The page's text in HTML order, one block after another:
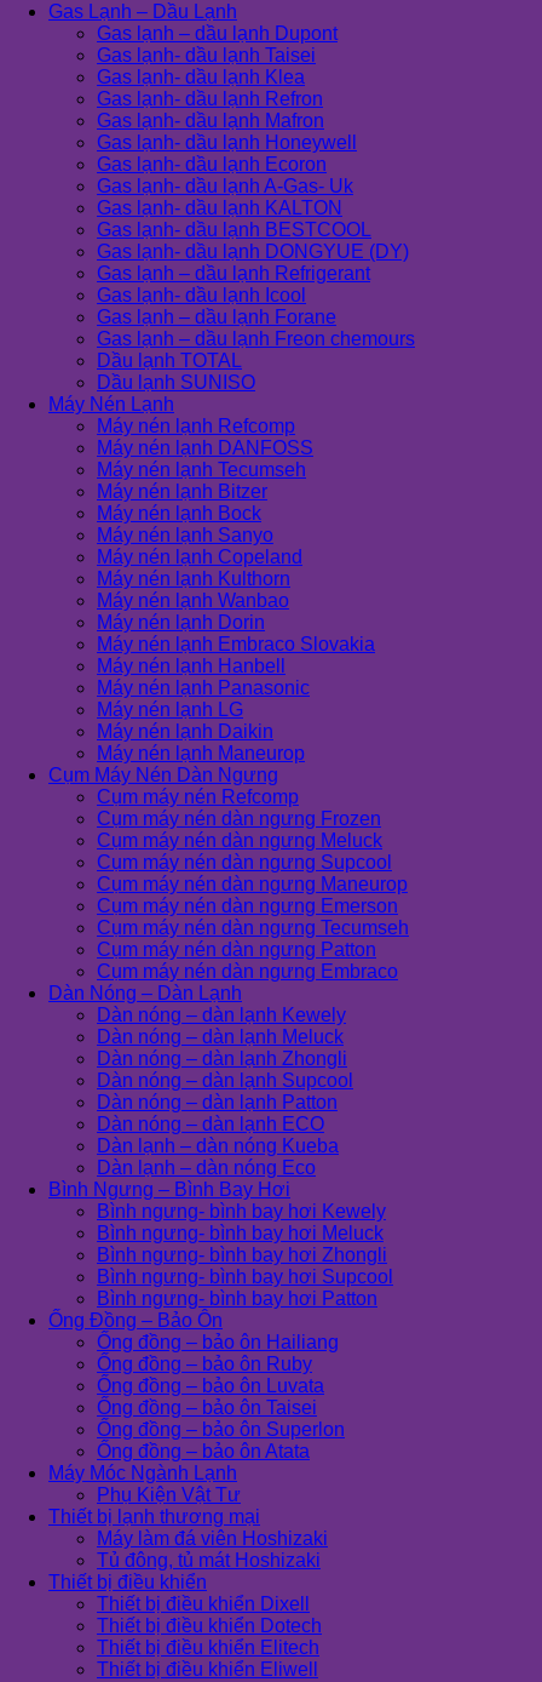
Gas Lạnh – Dầu Lạnh
Gas lạnh – dầu lạnh Dupont
Gas lạnh- dầu lạnh Taisei
Gas lạnh- dầu lạnh Klea
Gas lạnh- dầu lạnh Refron
Gas lạnh- dầu lạnh Mafron
Gas lạnh- dầu lạnh Honeywell
Gas lạnh- dầu lạnh Ecoron
Gas lạnh- dầu lạnh A-Gas- Uk
Gas lạnh- dầu lạnh KALTON
Gas lạnh- dầu lạnh BESTCOOL
Gas lạnh- dầu lạnh DONGYUE (DY)
Gas lạnh – dầu lạnh Refrigerant
Gas lạnh- dầu lạnh Icool
Gas lạnh – dầu lạnh Forane
Gas lạnh – dầu lạnh Freon chemours
Dầu lạnh TOTAL
Dầu lạnh SUNISO
Máy Nén Lạnh
Máy nén lạnh Refcomp
Máy nén lạnh DANFOSS
Máy nén lạnh Tecumseh
Máy nén lạnh Bitzer
Máy nén lạnh Bock
Máy nén lạnh Sanyo
Máy nén lạnh Copeland
Máy nén lạnh Kulthorn
Máy nén lạnh Wanbao
Máy nén lạnh Dorin
Máy nén lạnh Embraco Slovakia
Máy nén lạnh Hanbell
Máy nén lạnh Panasonic
Máy nén lạnh LG
Máy nén lạnh Daikin
Máy nén lạnh Maneurop
Cụm Máy Nén Dàn Ngưng
Cụm máy nén Refcomp
Cụm máy nén dàn ngưng Frozen
Cụm máy nén dàn ngưng Meluck
Cụm máy nén dàn ngưng Supcool
Cụm máy nén dàn ngưng Maneurop
Cụm máy nén dàn ngưng Emerson
Cụm máy nén dàn ngưng Tecumseh
Cụm máy nén dàn ngưng Patton
Cụm máy nén dàn ngưng Embraco
Dàn Nóng – Dàn Lạnh
Dàn nóng – dàn lạnh Kewely
Dàn nóng – dàn lạnh Meluck
Dàn nóng – dàn lạnh Zhongli
Dàn nóng – dàn lạnh Supcool
Dàn nóng – dàn lạnh Patton
Dàn nóng – dàn lạnh ECO
Dàn lạnh – dàn nóng Kueba
Dàn lạnh – dàn nóng Eco
Bình Ngưng – Bình Bay Hơi
Bình ngưng- bình bay hơi Kewely
Bình ngưng- bình bay hơi Meluck
Bình ngưng- bình bay hơi Zhongli
Bình ngưng- bình bay hơi Supcool
Bình ngưng- bình bay hơi Patton
Ống Đồng – Bảo Ôn
Ống đồng – bảo ôn Hailiang
Ống đồng – bảo ôn Ruby
Ống đồng – bảo ôn Luvata
Ống đồng – bảo ôn Taisei
Ống đồng – bảo ôn Superlon
Ống đồng – bảo ôn Atata
Máy Móc Ngành Lạnh
Phụ Kiện Vật Tư
Thiết bị lạnh thương mại
Máy làm đá viên Hoshizaki
Tủ đông, tủ mát Hoshizaki
Thiết bị điều khiển
Thiết bị điều khiển Dixell
Thiết bị điều khiển Dotech
Thiết bị điều khiển Elitech
Thiết bị điều khiển Eliwell